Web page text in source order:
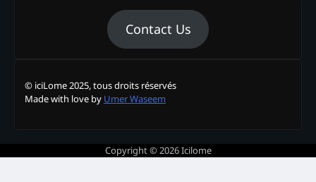
Contact Us
© iciLome 2025, tous droits réservés
Made with love by Umer Waseem
Copyright © 2026Icilome